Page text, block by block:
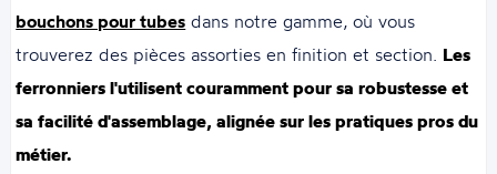
bouchons pour tubes dans notre gamme, où vous
trouverez des pièces assorties en finition et section. Les
ferronniers l'utilisent couramment pour sa robustesse et
sa facilité d'assemblage, alignée sur les pratiques pros du
métier.